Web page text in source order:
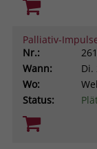
Palliativ-
Nr.:
Wann:
Di.
Wo:
Status: